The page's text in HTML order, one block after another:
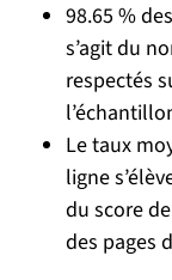
98.65 %
s’agit du
respectés
Le taux
ligne
du score
des pages